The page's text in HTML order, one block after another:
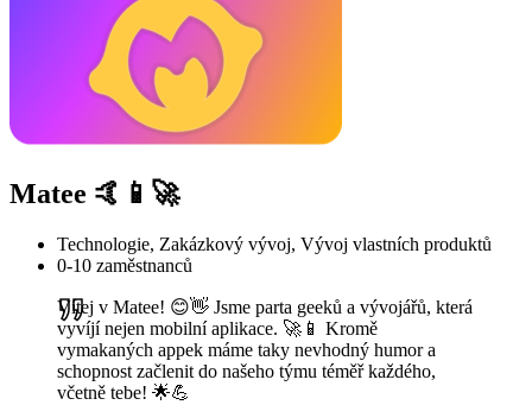
Matee 🤙📱🚀
Technologie, Zakázkový vývoj, Vývoj vlastních produktů
0-10 zaměstnanců
Vítej v Matee! 😊👋 Jsme parta geeků a vývojářů, která
vyvíjí nejen mobilní aplikace. 🚀📱 Kromě
vymakaných appek máme taky nevhodný humor a
schopnost začlenit do našeho týmu téměř každého,
včetně tebe! 🌟💪